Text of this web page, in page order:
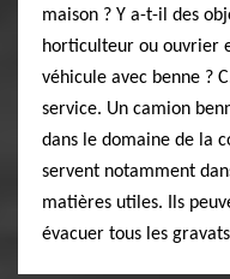
maison ? Y a-t-il des
horticulteur ou ouvrier
véhicule avec benne ?
service. Un camion
dans le domaine de la
servent notamment
matières utiles. Ils
évacuer tous les